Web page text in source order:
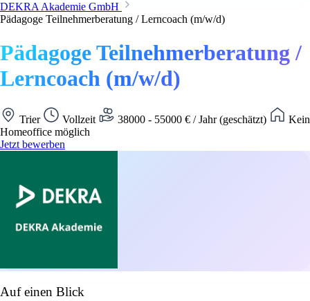
DEKRA Akademie GmbH
Pädagoge Teilnehmerberatung / Lerncoach (m/w/d)
Pädagoge Teilnehmerberatung /
Lerncoach (m/w/d)
Trier Vollzeit 38000 - 55000 € / Jahr (geschätzt)
Kein
Homeoffice möglich
Jetzt bewerben
Auf einen Blick